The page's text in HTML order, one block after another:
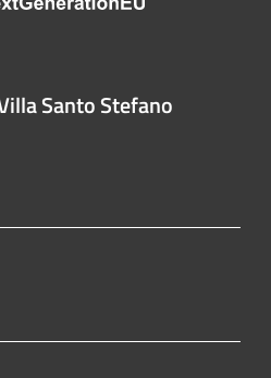
Santo Stefano